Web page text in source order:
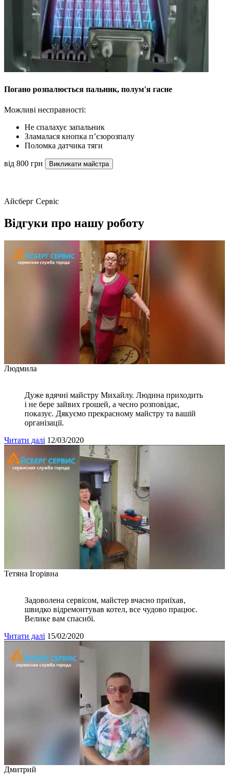
Погано розпалюється пальник, полум'я гасне
Можливі несправності:
Не спалахує запальник
Зламалася кнопка п’єзорозпалу
Поломка датчика тяги
від 800 грн Викликати майстра
Айсберг Сервіс
Відгуки про нашу роботу
Людмила
Дуже вдячні майстру Михайлу. Людина приходить
і не бере зайвих грошей, а чесно розповідає,
показує. Дякуємо прекрасному майстру та вашій
організації.
Читати далі 12/03/2020
Тетяна Ігорівна
Задоволена сервісом, майстер вчасно приїхав,
швидко відремонтував котел, все чудово працює.
Велике вам спасибі.
Читати далі 15/02/2020
Дмитрий